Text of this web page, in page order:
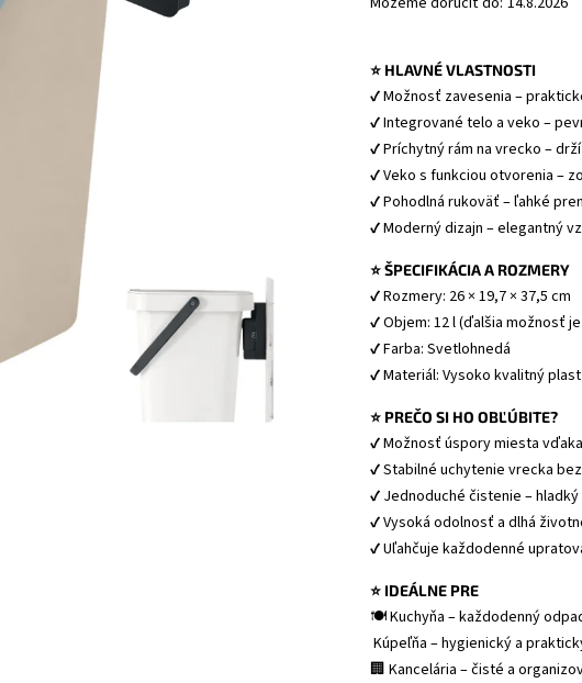
⭐ HLAVNÉ VLASTNOSTI
✔ Možnosť zavesenia –
✔ Integrované telo a veko –
✔ Príchytný rám na vrecko –
✔ Veko s funkciou otvorenia –
✔ Pohodlná rukoväť – ľahké
✔ Moderný dizajn – elegantný
⭐ ŠPECIFIKÁCIA A ROZMERY
✔ Rozmery: 26 × 19,7 × 37,5 cm
✔ Objem: 12 l (ďalšia možnosť je
✔ Farba: Svetlohnedá
✔ Materiál: Vysoko kvalitný
⭐ PREČO SI HO OBĽÚBITE?
✔ Možnosť úspory miesta
✔ Stabilné uchytenie vrecka
✔ Jednoduché čistenie –
✔ Vysoká odolnosť a dlhá
✔ Uľahčuje každodenné
⭐ IDEÁLNE PRE
🍽 Kuchyňa – každodenný
Kúpeľňa – hygienický a
🏢 Kancelária – čisté a